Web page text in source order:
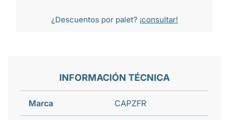
¿Descuentos por palet? ¡consultar!
INFORMACIÓN TÉCNICA
Marca CAPZFR